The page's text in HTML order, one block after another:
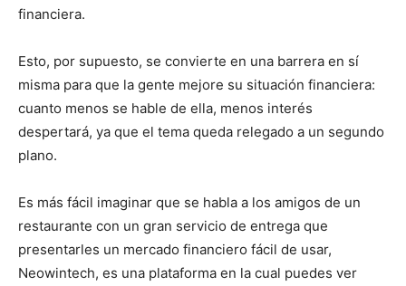
financiera.
Esto, por supuesto, se convierte en una barrera en sí
misma para que la gente mejore su situación financiera:
cuanto menos se hable de ella, menos interés
despertará, ya que el tema queda relegado a un segundo
plano.
Es más fácil imaginar que se habla a los amigos de un
restaurante con un gran servicio de entrega que
presentarles un mercado financiero fácil de usar,
Neowintech, es una plataforma en la cual puedes ver